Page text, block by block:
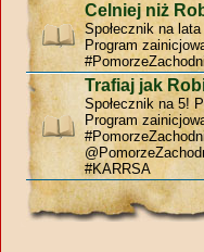
Celniej niż
Społecznik na
Program
Trafiaj jak
Społecznik na 5!
Program
#KARRSA